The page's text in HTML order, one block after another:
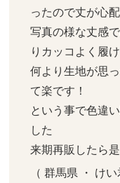
ったので丈が心
写真の様な丈感
りカッコよく履
何より生地が思
て楽です！
という事で色違
した
来期再販したら
（ 群馬県 ・ け